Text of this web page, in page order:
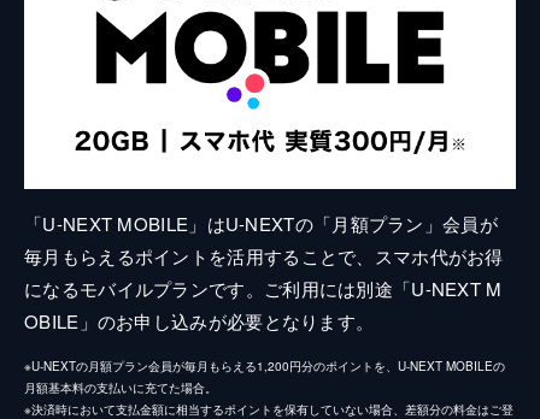
「U-NEXT MOBILE」はU-NEXTの「月額プラン」会員が
毎月もらえるポイントを活用することで、スマホ代がお得
になるモバイルプランです。ご利用には別途「U-NEXT M
OBILE」のお申し込みが必要となります。
※U-NEXTの月額プラン会員が毎月もらえる1,200円分のポイントを、U-NEXT MOBILEの
月額基本料の支払いに充てた場合。
※決済時において支払金額に相当するポイントを保有していない場合、差額分の料金はご登